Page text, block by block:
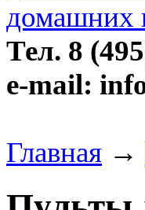
Тел. 8
e-mail:
Главная →